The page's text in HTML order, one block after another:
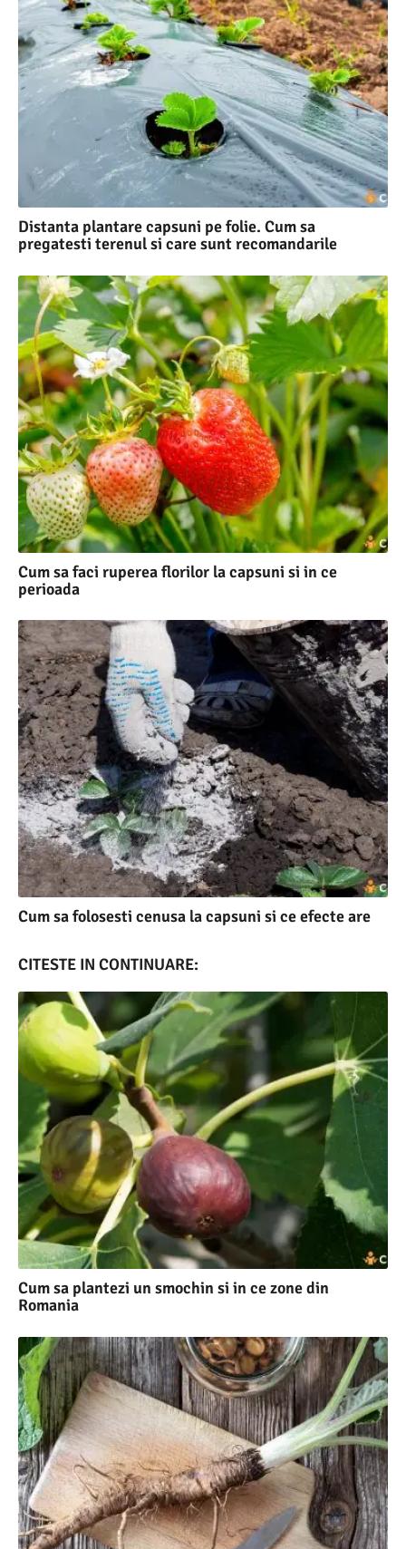
Distanta plantare capsuni pe folie. Cum sa
pregatesti terenul si care sunt recomandarile
Cum sa faci ruperea florilor la capsuni si in ce
perioada
Cum sa folosesti cenusa la capsuni si ce efecte are
CITESTE IN CONTINUARE:
Cum sa plantezi un smochin si in ce zone din
Romania